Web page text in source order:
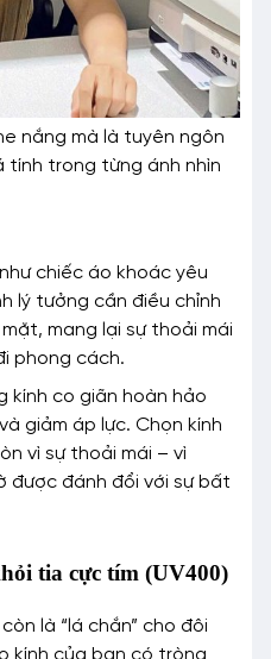
nắng mà là tuyên ngôn
tính trong từng ánh nhìn
chiếc áo khoác yêu
lý tưởng cần điều chỉnh
mang lại sự thoải mái
phong cách.
kính co giãn hoàn hảo
giảm áp lực. Chọn kính
vì sự thoải mái – vì
được đánh đổi với sự bất
tia cực tím (UV400)
là “lá chắn” cho đôi